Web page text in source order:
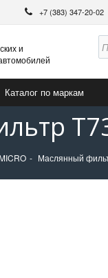
+7 (383) 347-20-02
и
Каталог по маркам
MICRO Маслянный